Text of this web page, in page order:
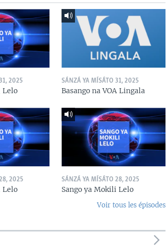
2025
Lelo
SÁNZÁ YA MÍSÁTO 31, 2025
Basango na VOA Lingala
2025
Lelo
SÁNZÁ YA MÍSÁTO 28, 2025
Sango ya Mokili Lelo
Voir tous les épisodes